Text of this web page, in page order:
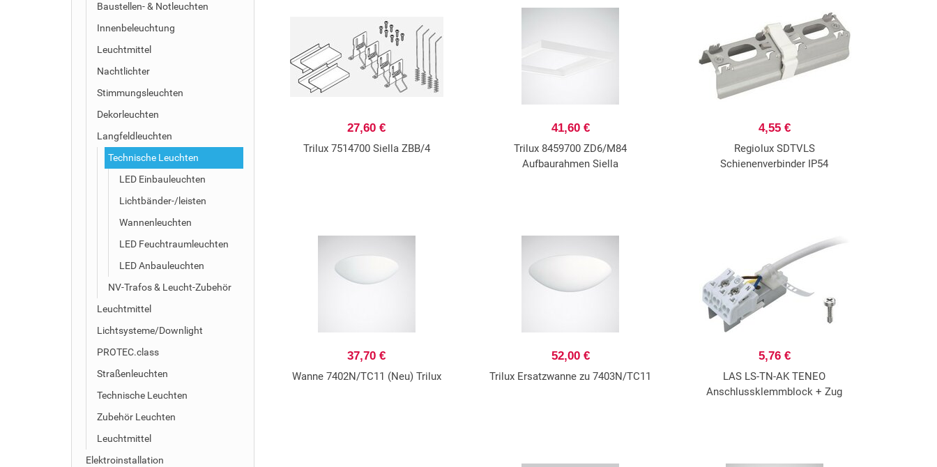
Baustellen- & Notleuchten
Innenbeleuchtung
Leuchtmittel
Nachtlichter
Stimmungsleuchten
Dekorleuchten
Langfeldleuchten
Technische Leuchten
LED Einbauleuchten
Lichtbänder-/leisten
Wannenleuchten
LED Feuchtraumleuchten
LED Anbauleuchten
NV-Trafos & Leucht-Zubehör
Leuchtmittel
Lichtsysteme/Downlight
PROTEC.class
Straßenleuchten
Technische Leuchten
Zubehör Leuchten
Leuchtmittel
Elektroinstallation
27,60 €
Trilux 7514700 Siella ZBB/4
41,60 €
Trilux 8459700 ZD6/M84
Aufbaurahmen Siella
4,55 €
Regiolux SDTVLS
Schienenverbinder IP54
37,70 €
Wanne 7402N/TC11 (Neu) Trilux
52,00 €
Trilux Ersatzwanne zu 7403N/TC11
5,76 €
LAS LS-TN-AK TENEO
Anschlussklemmblock + Zug